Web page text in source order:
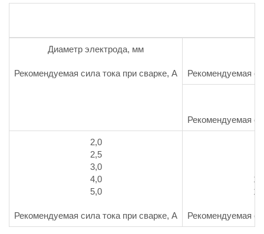
Диаметр электрода, мм
Рекомендуемая сила тока при сварке, А Рекомендуемая
Рекомендуемая
2,0
2,5
3,0
4,0
5,0
Рекомендуемая сила тока при сварке, А Рекомендуемая